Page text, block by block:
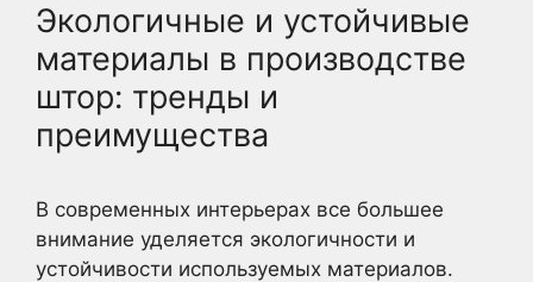
Экологичные и устойчивые
материалы в производстве
штор: тренды и
преимущества
В современных интерьерах все большее
внимание уделяется экологичности и
устойчивости используемых материалов.